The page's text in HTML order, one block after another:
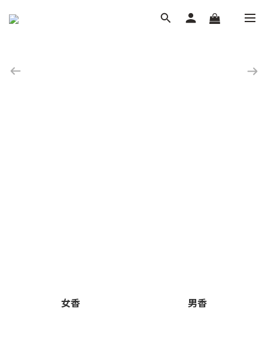
女香 男香